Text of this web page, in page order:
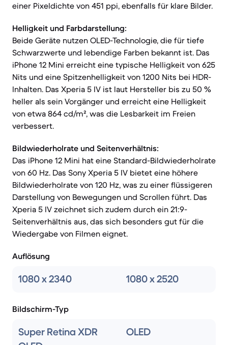
einer Pixeldichte von 451 ppi, ebenfalls für klare Bilder.
Helligkeit und Farbdarstellung:
Beide Geräte nutzen OLED-Technologie, die für tiefe
Schwarzwerte und lebendige Farben bekannt ist. Das
iPhone 12 Mini erreicht eine typische Helligkeit von 625
Nits und eine Spitzenhelligkeit von 1200 Nits bei HDR-
Inhalten. Das Xperia 5 IV ist laut Hersteller bis zu 50 %
heller als sein Vorgänger und erreicht eine Helligkeit
von etwa 864 cd/m², was die Lesbarkeit im Freien
verbessert.
Bildwiederholrate und Seitenverhältnis:
Das iPhone 12 Mini hat eine Standard-Bildwiederholrate
von 60 Hz. Das Sony Xperia 5 IV bietet eine höhere
Bildwiederholrate von 120 Hz, was zu einer flüssigeren
Darstellung von Bewegungen und Scrollen führt. Das
Xperia 5 IV zeichnet sich zudem durch ein 21:9-
Seitenverhältnis aus, das sich besonders gut für die
Wiedergabe von Filmen eignet.
Auflösung
1080 x 2340 1080 x 2520
Bildschirm-Typ
Super Retina XDR
OLED